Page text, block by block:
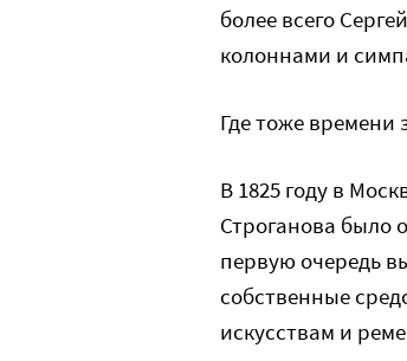
более всего
колоннами и
Где тоже времени
В 1825 году в
Строганова было
первую очередь
собственные
искусствам и